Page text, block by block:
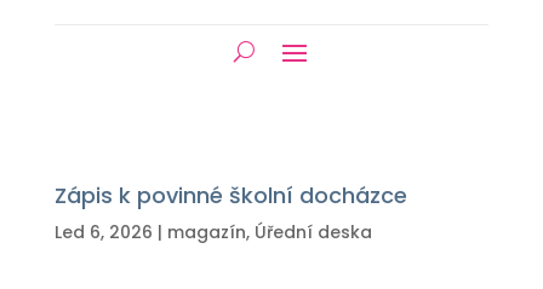
Zápis k povinné školní docházce
Led 6, 2026 | magazín, Úřední deska